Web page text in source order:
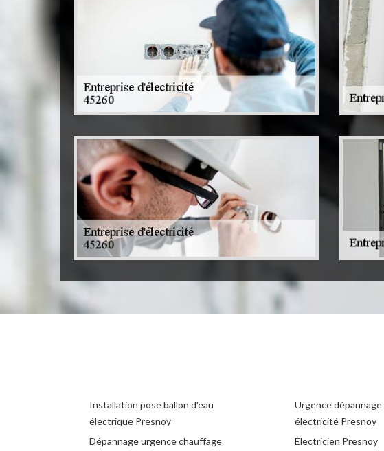
Installation pose ballon d'eau
électrique Presnoy
Dépannage urgence chauffage
Urgence
électricité Presnoy
Electricien Presnoy